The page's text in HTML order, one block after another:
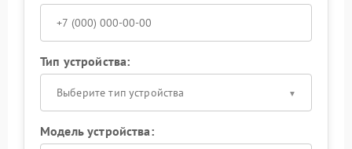
Тип устройства:
Выберите тип устройства
Модель устройства: